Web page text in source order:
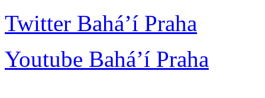
Twitter Bahá’í Praha
Youtube Bahá’í Praha